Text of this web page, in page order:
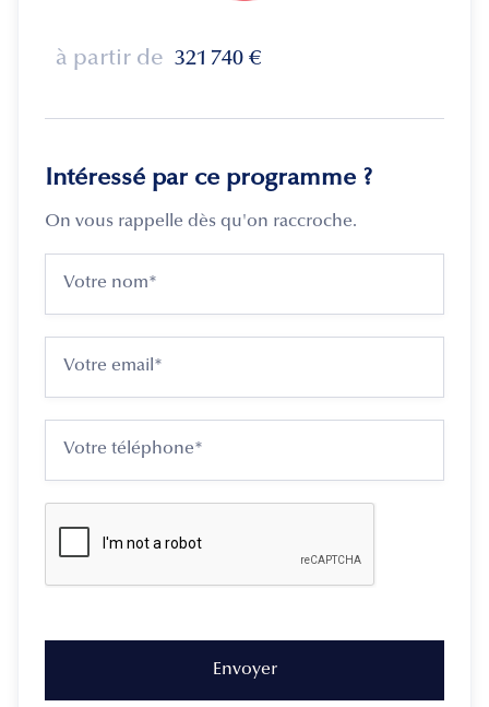
à partir de 321 740 €
Intéressé par ce programme ?
On vous rappelle dès qu'on raccroche.